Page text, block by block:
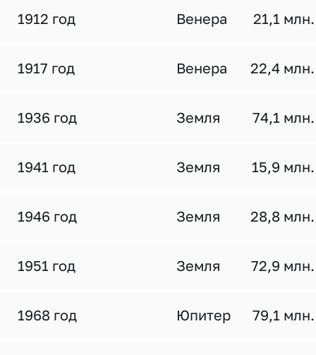
1912 год Венера 21,1
1917 год Венера 22,4
1936 год Земля 74,1
1941 год Земля 15,9
1946 год Земля 28,8
1951 год Земля 72,9
1968 год Юпитер 79,1